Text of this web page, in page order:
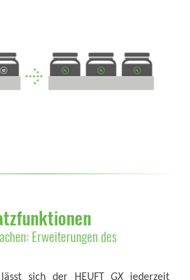
Erweiterungen des
sich der HEUFTGX jederzeit